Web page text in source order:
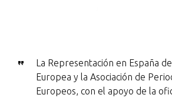
La Representación en España
Europea y la Asociación de
Europeos, con el apoyo de la